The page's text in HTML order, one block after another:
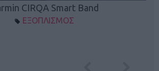
CIRQA Smart Band
ΕΞΟΠΛΙΣΜΟΣ